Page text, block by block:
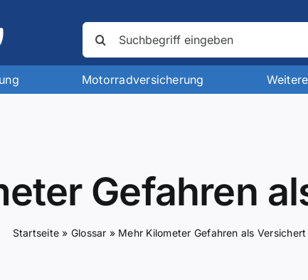
nach:
Motorradversicherung
Gefahren
Startseite » Glossar » Mehr Kilometer Gefahren als Versichert